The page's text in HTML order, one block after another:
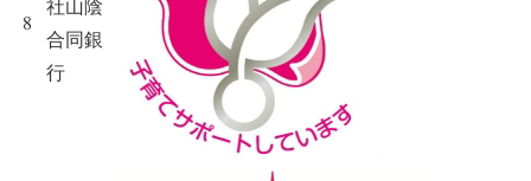
8
社山陰
合同銀
行